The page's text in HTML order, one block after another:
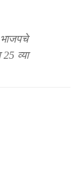
25 व्या